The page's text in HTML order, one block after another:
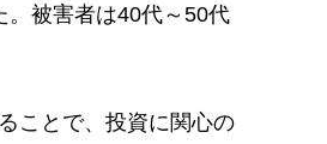
。被害者は40代～50代
ことで、投資に関心の